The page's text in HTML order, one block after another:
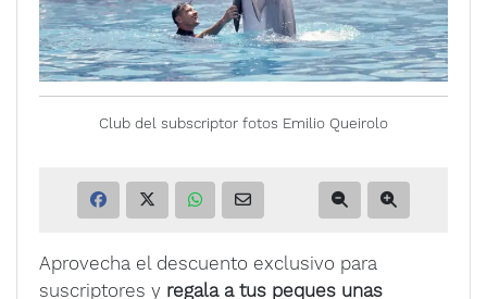
Club del subscriptor fotos Emilio Queirolo
Aprovecha el descuento exclusivo para
suscriptores y regala a tus peques unas